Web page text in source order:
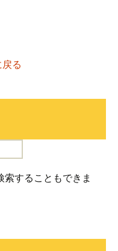
る
することもできま